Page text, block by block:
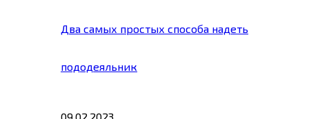
Два самых простых способа надеть
пододеяльник